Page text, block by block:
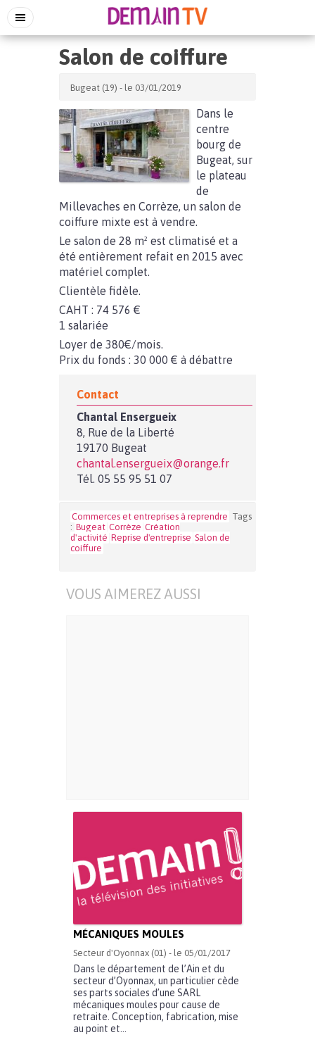
Salon de coiffure
Bugeat (19) - le 03/01/2019
Dans le
centre
bourg de
Bugeat, sur
le plateau
de
Millevaches en Corrèze, un salon de
coiffure mixte est à vendre.
Le salon de 28 m² est climatisé et a
été entièrement refait en 2015 avec
matériel complet.
Clientèle fidèle.
CAHT : 74 576 €
1 salariée
Loyer de 380€/mois.
Prix du fonds : 30 000 € à débattre
Contact
Chantal Ensergueix
8, Rue de la Liberté
19170 Bugeat
chantal.ensergueix@orange.fr
Tél. 05 55 95 51 07
Commerces et entreprises à reprendre Tags
: Bugeat Corrèze Création
d'activité Reprise d'entreprise Salon de
coiffure
VOUS AIMEREZ AUSSI
MÉCANIQUES MOULES
Secteur d'Oyonnax (01) - le 05/01/2017
Dans le département de l’Ain et du
secteur d’Oyonnax, un particulier cède
ses parts sociales d’une SARL
mécaniques moules pour cause de
retraite. Conception, fabrication, mise
au point et...